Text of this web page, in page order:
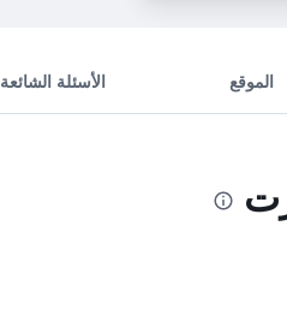
الموقع الأسئلة الشائعة